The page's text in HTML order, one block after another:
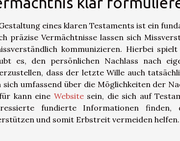
eines klaren Testaments ist ein
präzise Vermächtnisse lassen sich
kommunizieren. Hierbei
es, den persönlichen Nachlass nach
dass der letzte Wille auch
sich umfassend über die Möglichkeiten der
kann eine Websitesein, die sich auf
fundierte Informationen
und somit Erbstreit vermeiden helfen.